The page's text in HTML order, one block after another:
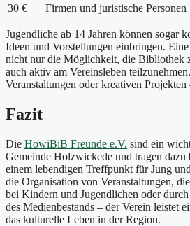
30 €
Firmen und juristische Personen
Jugendliche ab 14 Jahren können sogar
Ideen und Vorstellungen einbringen.
nicht nur die Möglichkeit, die Bibliothek
auch aktiv am Vereinsleben
Veranstaltungen oder kreativen
Fazit
Die HowiBiB Freunde e.V. sind ein
Gemeinde Holzwickede und tragen
einem lebendigen Treffpunkt für Jung
die Organisation von Veranstaltungen,
bei Kindern und Jugendlichen oder
des Medienbestands – der Verein leistet
das kulturelle Leben in der Region.